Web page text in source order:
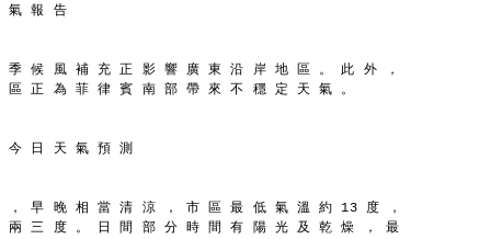
氣 報 告
季 候 風 補 充 正 影 響 廣 東 沿 岸 地 區 。 此 外 ，
區 正 為 菲 律 賓 南 部 帶 來 不 穩 定 天 氣 。
今 日 天 氣 預 測
， 早 晚 相 當 清 涼 ， 市 區 最 低 氣 溫 約 13 度 ，
兩 三 度 。 日 間 部 分 時 間 有 陽 光 及 乾 燥 ， 最